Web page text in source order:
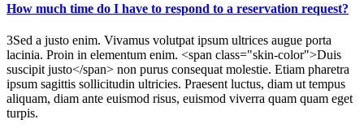
How much time do I have to respond to a reservation request?
3Sed a justo enim. Vivamus volutpat ipsum ultrices augue porta
lacinia. Proin in elementum enim. <span class="skin-color">Duis
suscipit justo</span> non purus consequat molestie. Etiam pharetra
ipsum sagittis sollicitudin ultricies. Praesent luctus, diam ut tempus
aliquam, diam ante euismod risus, euismod viverra quam quam eget
turpis.